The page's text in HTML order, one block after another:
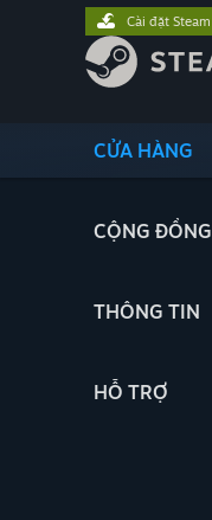
CỬA HÀNG
CỘNG ĐỒNG
THÔNG TIN
HỖ TRỢ
Cài đặt Steam